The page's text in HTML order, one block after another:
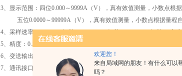
欢迎您！
来自局域网的朋友！有什么可以
吗？
3、 显示范围：四位0.000～9999A（V），真有效值测量，小数点根
五位0.0000～99999A（V），真有效值测量，小数点根据量程
4、采样速率：200ms(5次/秒)、100ms(10次/秒)、50ms(20次/秒)（客户
5、精度： 0.5%、0.2%、0.1%（客户自选）
6、变送输出接口 可选类型：DC(4-20mA)、DC(0-5V)、DC(0-10V)等，
7、通讯接口：
RS485串行接口，标准Modbus协议，RTU模式，波率